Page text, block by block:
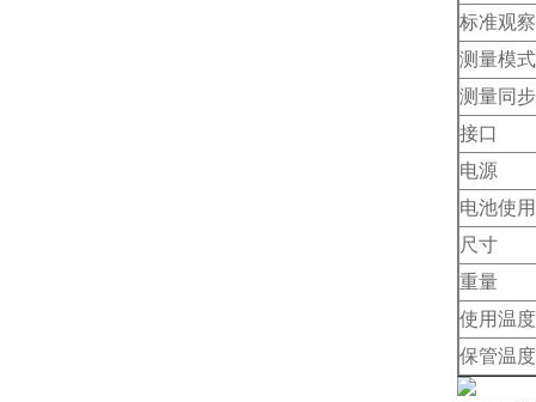
标准观
测量模式
测量同
接口
电源
电池使
尺寸
重量
使用温
保管温